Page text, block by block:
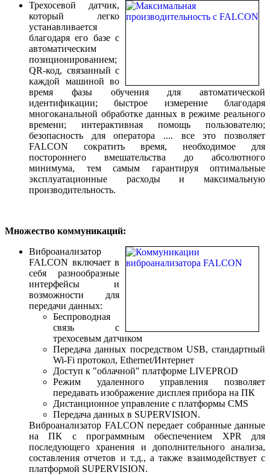
Трехосевой датчик,
который легко
устанавливается
благодаря его базе с
автоматическим
позиционированием;
QR-код, связанный с
каждой машиной во
время фазы обучения для автоматической
идентификации; быстрое измерение благодаря
многоканальной обработке данных в режиме реального
времени; интерактивная помощь пользователю;
безопасность для оператора .... все это позволяет
FALCON сократить время, необходимое для
постороннего вмешательства до абсолютного
минимума, тем самым гарантируя оптимальные
эксплуатационные расходы и максимальную
производительность.
Множество коммуникаций:
Виброанализатор
FALCON включает в
себя разнообразные
интерфейсы и
возможности для
передачи данных:
Беспроводная
связь с
трехосевым датчиком
Передача данных посредством USB, стандартный
Wi-Fi протокол, Ethernet/Интернет
Доступ к "облачной" платформе LIVEPROD
Режим удаленного управления позволяет
передавать изображение дисплея прибора на ПК
Дистанционное управление с платформы CMS
Передача данных в SUPERVISION.
Виброанализатор FALCON передает собранные данные
на ПК с программным обеспечением XPR для
последующего хранения и дополнительного анализа,
составления отчетов и т.д., а также взаимодействует с
платформой SUPERVISION.